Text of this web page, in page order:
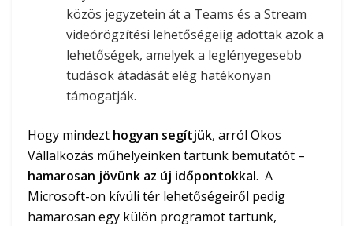
közös jegyzetein át a Teams és a Stream
videórögzítési lehetőségeiig adottak azok a
lehetőségek, amelyek a leglényegesebb
tudások átadását elég hatékonyan
támogatják.
Hogy mindezt hogyan segítjük, arról Okos
Vállalkozás műhelyeinken tartunk bemutatót –
hamarosan jövünk az új időpontokkal. A
Microsoft-on kívüli tér lehetőségeiről pedig
hamarosan egy külön programot tartunk,